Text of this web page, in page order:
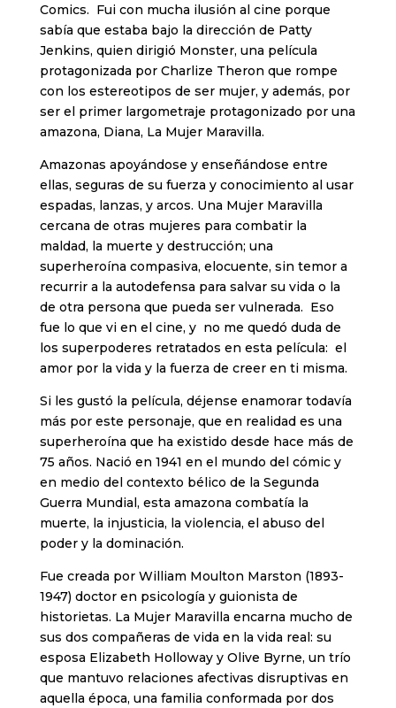
Comics. Fui con mucha ilusión al cine porque
sabía que estaba bajo la dirección de Patty
Jenkins, quien dirigió Monster, una película
protagonizada por Charlize Theron que rompe
con los estereotipos de ser mujer, y además, por
ser el primer largometraje protagonizado por una
amazona, Diana, La Mujer Maravilla.
Amazonas apoyándose y enseñándose entre
ellas, seguras de su fuerza y conocimiento al usar
espadas, lanzas, y arcos. Una Mujer Maravilla
cercana de otras mujeres para combatir la
maldad, la muerte y destrucción; una
superheroína compasiva, elocuente, sin temor a
recurrir a la autodefensa para salvar su vida o la
de otra persona que pueda ser vulnerada. Eso
fue lo que vi en el cine, y no me quedó duda de
los superpoderes retratados en esta película: el
amor por la vida y la fuerza de creer en ti misma.
Si les gustó la película, déjense enamorar todavía
más por este personaje, que en realidad es una
superheroína que ha existido desde hace más de
75 años. Nació en 1941 en el mundo del cómic y
en medio del contexto bélico de la Segunda
Guerra Mundial, esta amazona combatía la
muerte, la injusticia, la violencia, el abuso del
poder y la dominación.
Fue creada por William Moulton Marston (1893-
1947) doctor en psicología y guionista de
historietas. La Mujer Maravilla encarna mucho de
sus dos compañeras de vida en la vida real: su
esposa Elizabeth Holloway y Olive Byrne, un trío
que mantuvo relaciones afectivas disruptivas en
aquella época, una familia conformada por dos